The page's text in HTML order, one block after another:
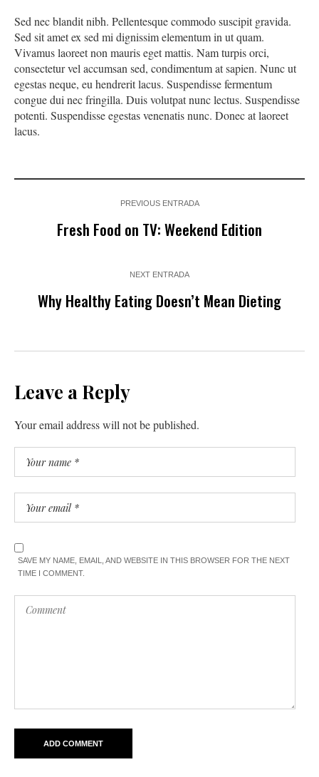
Sed nec blandit nibh. Pellentesque commodo suscipit gravida.
Sed sit amet ex sed mi dignissim elementum in ut quam.
Vivamus laoreet non mauris eget mattis. Nam turpis orci,
consectetur vel accumsan sed, condimentum at sapien. Nunc ut
egestas neque, eu hendrerit lacus. Suspendisse fermentum
congue dui nec fringilla. Duis volutpat nunc lectus. Suspendisse
potenti. Suspendisse egestas venenatis nunc. Donec at laoreet
lacus.
PREVIOUS ENTRADA
Fresh Food on TV: Weekend Edition
NEXT ENTRADA
Why Healthy Eating Doesn’t Mean Dieting
Leave a Reply
Your email address will not be published.
SAVE MY NAME, EMAIL, AND WEBSITE IN THIS BROWSER FOR THE NEXT
TIME I COMMENT.